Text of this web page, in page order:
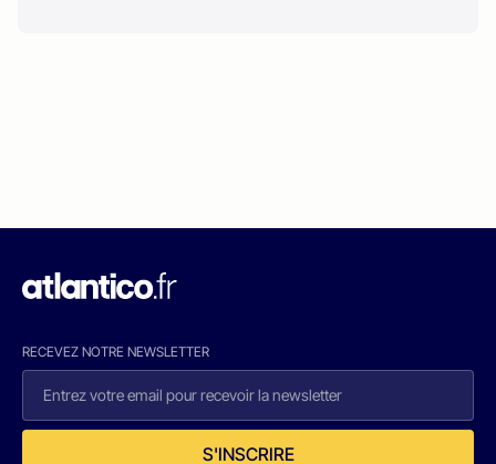
RECEVEZ NOTRE NEWSLETTER
S'INSCRIRE